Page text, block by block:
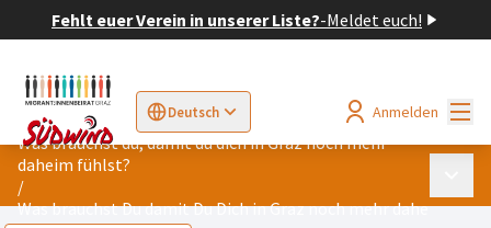
Fehlt euer Verein in unserer Liste?-Meldet euch!
Deutsch
Sprache wählen Choose languageElegir el idioma
Anmelden
Was brauchst du, damit du dich in Graz noch mehr
daheim fühlst?
/
Was brauchst Du damit Du Dich in Graz noch mehr daheim